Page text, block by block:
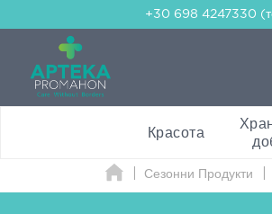
+30 698 4247330
Красота
Сезонни Продукти